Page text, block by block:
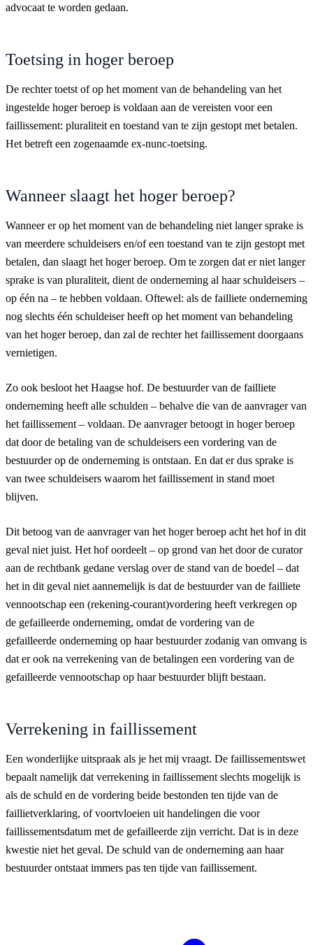
advocaat te worden gedaan.
Toetsing in hoger beroep
De rechter toetst of op het moment van de behandeling van het
ingestelde hoger beroep is voldaan aan de vereisten voor een
faillissement: pluraliteit en toestand van te zijn gestopt met betalen.
Het betreft een zogenaamde ex-nunc-toetsing.
Wanneer slaagt het hoger beroep?
Wanneer er op het moment van de behandeling niet langer sprake is
van meerdere schuldeisers en/of een toestand van te zijn gestopt met
betalen, dan slaagt het hoger beroep. Om te zorgen dat er niet langer
sprake is van pluraliteit, dient de onderneming al haar schuldeisers –
op één na – te hebben voldaan. Oftewel: als de failliete onderneming
nog slechts één schuldeiser heeft op het moment van behandeling
van het hoger beroep, dan zal de rechter het faillissement doorgaans
vernietigen.
Zo ook besloot het Haagse hof. De bestuurder van de failliete
onderneming heeft alle schulden – behalve die van de aanvrager van
het faillissement – voldaan. De aanvrager betoogt in hoger beroep
dat door de betaling van de schuldeisers een vordering van de
bestuurder op de onderneming is ontstaan. En dat er dus sprake is
van twee schuldeisers waarom het faillissement in stand moet
blijven.
Dit betoog van de aanvrager van het hoger beroep acht het hof in dit
geval niet juist. Het hof oordeelt – op grond van het door de curator
aan de rechtbank gedane verslag over de stand van de boedel – dat
het in dit geval niet aannemelijk is dat de bestuurder van de failliete
vennootschap een (rekening-courant)vordering heeft verkregen op
de gefailleerde onderneming, omdat de vordering van de
gefailleerde onderneming op haar bestuurder zodanig van omvang is
dat er ook na verrekening van de betalingen een vordering van de
gefailleerde vennootschap op haar bestuurder blijft bestaan.
Verrekening in faillissement
Een wonderlijke uitspraak als je het mij vraagt. De faillissementswet
bepaalt namelijk dat verrekening in faillissement slechts mogelijk is
als de schuld en de vordering beide bestonden ten tijde van de
faillietverklaring, of voortvloeien uit handelingen die voor
faillissementsdatum met de gefailleerde zijn verricht. Dat is in deze
kwestie niet het geval. De schuld van de onderneming aan haar
bestuurder ontstaat immers pas ten tijde van faillissement.